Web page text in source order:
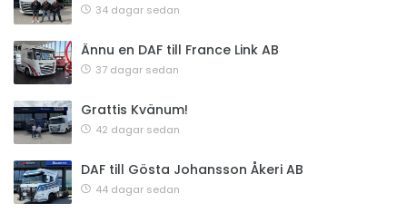
34 dagar sedan
Ännu en DAF till France Link AB
37 dagar sedan
Grattis Kvänum!
42 dagar sedan
DAF till Gösta Johansson Åkeri AB
44 dagar sedan